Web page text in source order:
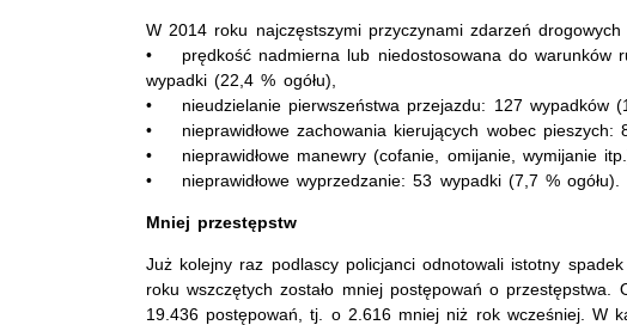
W 2014 roku najczęstszymi przyczynami zdarzeń drogowych
• prędkość nadmierna lub niedostosowana do warunków
wypadki (22,4 % ogółu),
• nieudzielanie pierwszeństwa przejazdu: 127 wypadków
• nieprawidłowe zachowania kierujących wobec pieszych:
• nieprawidłowe manewry (cofanie, omijanie, wymijanie
• nieprawidłowe wyprzedzanie: 53 wypadki (7,7 % ogółu).
Mniej przestępstw
Już kolejny raz podlascy policjanci odnotowali istotny
roku wszczętych zostało mniej postępowań o przestępstwa.
19.436 postępowań, tj. o 2.616 mniej niż rok wcześniej. W